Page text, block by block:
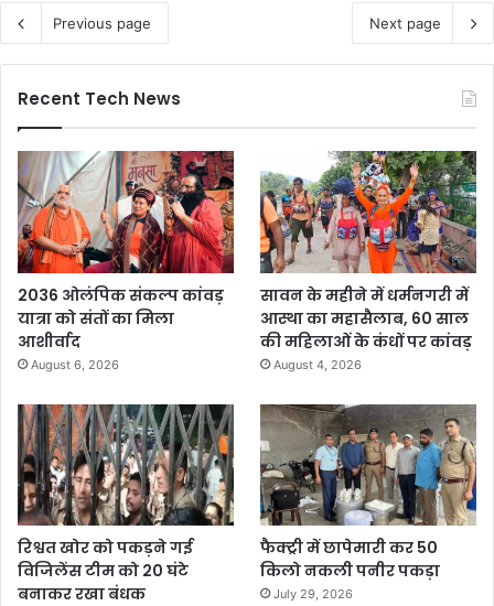
Previous page Next page
Recent Tech News
2036 ओलंपिक संकल्प कांवड़
यात्रा को संतों का मिला
आशीर्वाद
August 6, 2026
सावन के महीने में धर्मनगरी में
आस्था का महासैलाब, 60 साल
की महिलाओं के कंधों पर कांवड़
August 4, 2026
रिश्वत खोर को पकड़ने गई
विजिलेंस टीम को 20 घंटे
बनाकर रखा बंधक
फैक्ट्री में छापेमारी कर 50
किलो नकली पनीर पकड़ा
July 29, 2026